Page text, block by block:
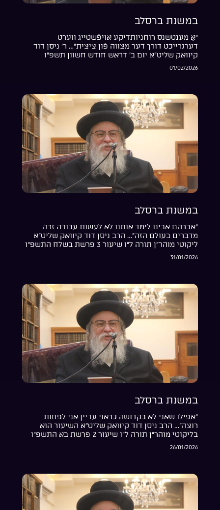
במשנת ברסלב
“אַ מענטשנס רוחניותדיקע אויפֿשטייג ווערט
דערגרייכט דורך דער מצווה פֿון ציצית”… ר’ ניסן דוד
קיוואק שליט”א יום ב’ דראש חודש חשוון תשפ”ו
01/02/2026
במשנת ברסלב
“אברהם אבינו לימד אותנו לא לעשות עבודה זרה
מדברים בעולם הזה”… הרב ניסן דוד קיוואק שליט”א
ליקוטי מוהר”ן תורה ל”ו שיעור 3 פרשת בשלח התשפ”ו
31/01/2026
במשנת ברסלב
“אפילו שאני לא בקדושה כראוי עדיין אני לפחות
רוצה”… הרב ניסן דוד קיוואק שליט”א השיעור הוא
בליקוטי מוהר”ן תורה ל”ו שיעור 2 פרשת בא התשפ”ו
26/01/2026